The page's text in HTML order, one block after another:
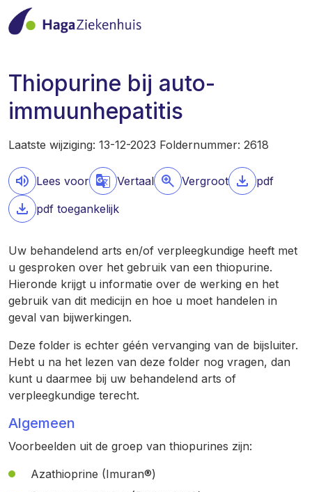
Thiopurine bij auto-
immuunhepatitis
Laatste wijziging: 13-12-2023 Foldernummer: 2618
Lees voor Vertaal Vergroot
pdf
pdf toegankelijk
Uw behandelend arts en/of verpleegkundige heeft met
u gesproken over het gebruik van een thiopurine.
Hieronde krijgt u informatie over de werking en het
gebruik van dit medicijn en hoe u moet handelen in
geval van bijwerkingen.
Deze folder is echter géén vervanging van de bijsluiter.
Hebt u na het lezen van deze folder nog vragen, dan
kunt u daarmee bij uw behandelend arts of
verpleegkundige terecht.
Algemeen
Voorbeelden uit de groep van thiopurines zijn:
Azathioprine (Imuran®)